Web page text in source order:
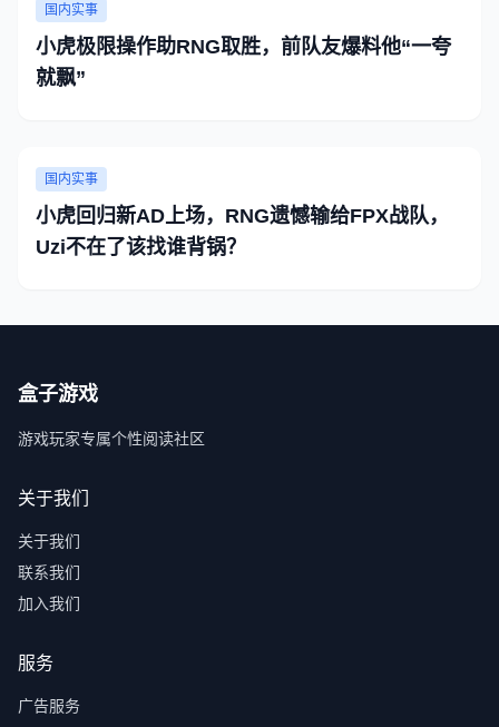
国内实事
小虎极限操作助RNG取胜，前队友爆料他“一夸
就飘”
国内实事
小虎回归新AD上场，RNG遗憾输给FPX战队，
Uzi不在了该找谁背锅？
盒子游戏
游戏玩家专属个性阅读社区
关于我们
关于我们
联系我们
加入我们
服务
广告服务